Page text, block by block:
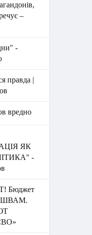
–
-
правда |
вредно
ЯК
-
Бюджет
ШВАМ.